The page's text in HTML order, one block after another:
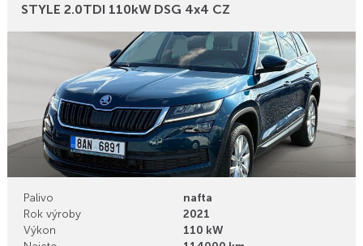
Bonusy
STYLE 2.0TDI 110kW DSG 4x4 CZ
Palivo
nafta
Rok výroby
2021
Výkon
110 kW